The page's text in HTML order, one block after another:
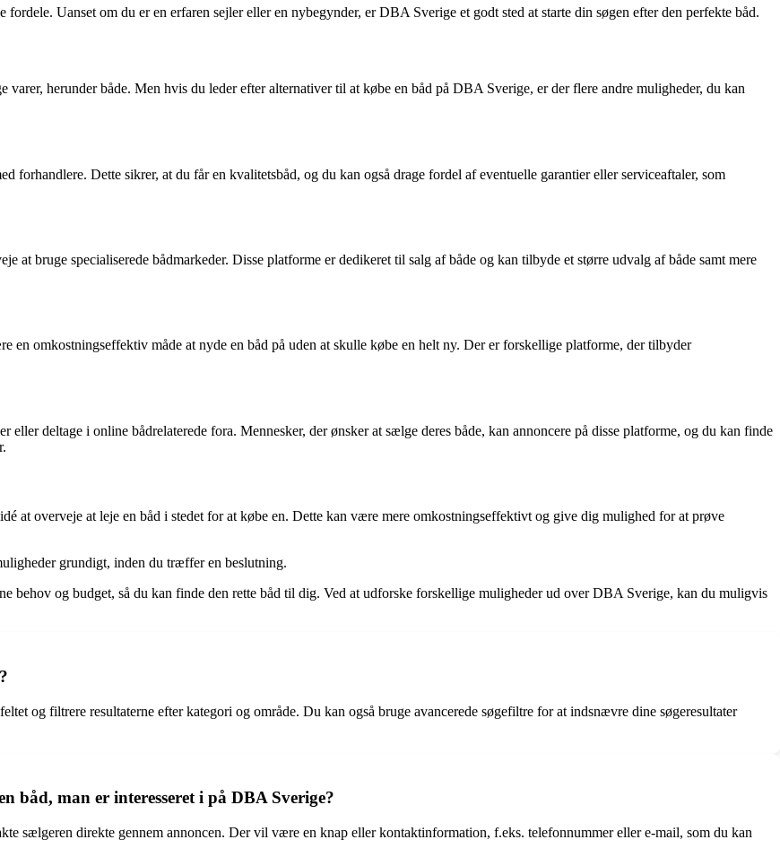
Uanset om du er en erfaren sejler eller en nybegynder, er DBA Sverige et godt sted at starte din søgen efter den perfekte båd.
herunder både. Men hvis du leder efter alternativer til at købe en båd på DBA Sverige, er der flere andre muligheder, du kan
forhandlere. Dette sikrer, at du får en kvalitetsbåd, og du kan også drage fordel af eventuelle garantier eller serviceaftaler, som
at bruge specialiserede bådmarkeder. Disse platforme er dedikeret til salg af både og kan tilbyde et større udvalg af både samt mere
en omkostningseffektiv måde at nyde en båd på uden at skulle købe en helt ny. Der er forskellige platforme, der tilbyder
deltage i online bådrelaterede fora. Mennesker, der ønsker at sælge deres både, kan annoncere på disse platforme, og du kan finde
at overveje at leje en båd i stedet for at købe en. Dette kan være mere omkostningseffektivt og give dig mulighed for at prøve
grundigt, inden du træffer en beslutning.
og budget, så du kan finde den rette båd til dig. Ved at udforske forskellige muligheder ud over DBA Sverige, kan du muligvis
og filtrere resultaterne efter kategori og område. Du kan også bruge avancerede søgefiltre for at indsnævre dine søgeresultater
man er interesseret i på DBA Sverige?
sælgeren direkte gennem annoncen. Der vil være en knap eller kontaktinformation, f.eks. telefonnummer eller e-mail, som du kan